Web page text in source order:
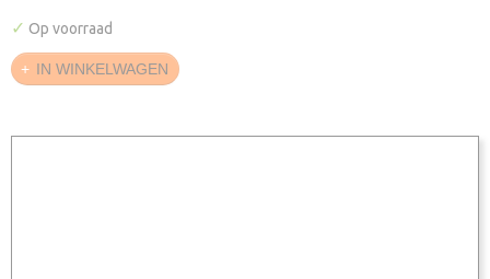
✓ Op voorraad
IN WINKELWAGEN